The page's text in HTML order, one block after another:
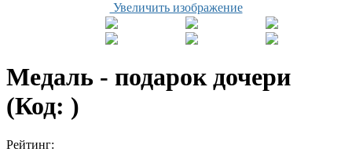
Увеличить изображение
Медаль - подарок дочери
(Код: )
Рейтинг: